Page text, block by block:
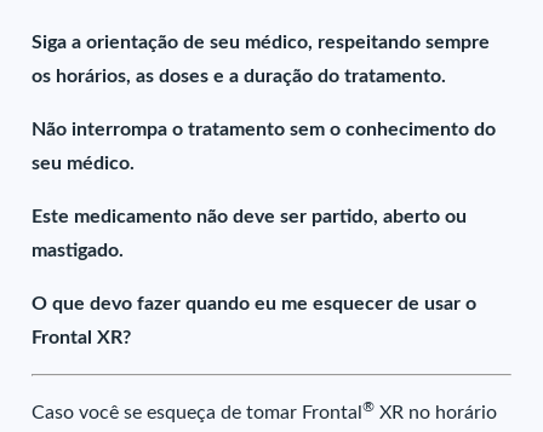
Siga a orientação de seu médico, respeitando sempre
os horários, as doses e a duração do tratamento.
Não interrompa o tratamento sem o conhecimento do
seu médico.
Este medicamento não deve ser partido, aberto ou
mastigado.
O que devo fazer quando eu me esquecer de usar o
Frontal XR?
Caso você se esqueça de tomar Frontal® XR no horário